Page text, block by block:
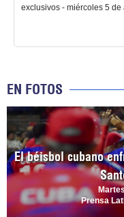
exclusivos - miércoles 5 de
EN FOTOS
El béisbol cubano
Prensa